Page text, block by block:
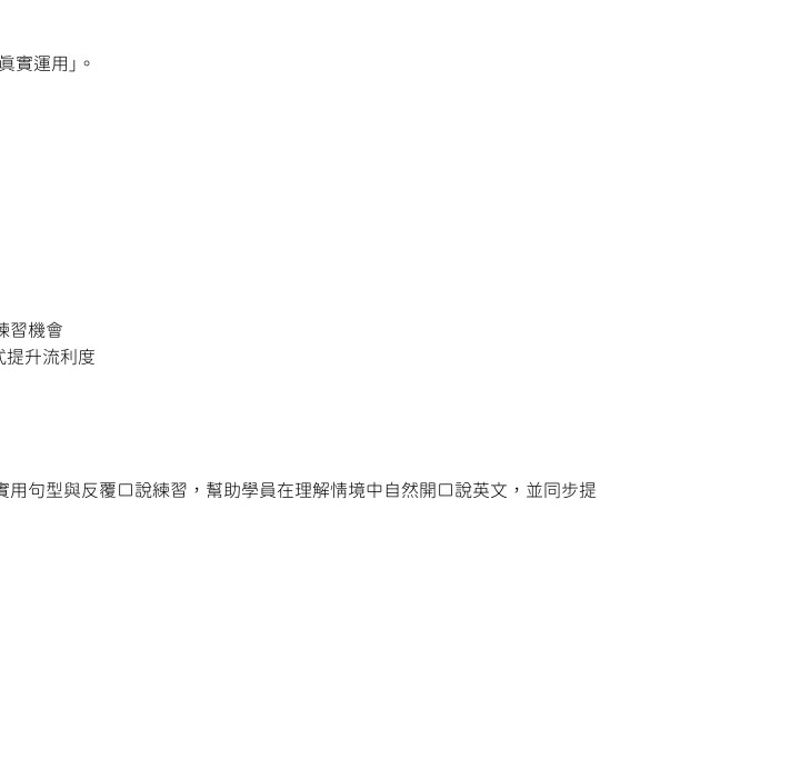
實運用」。
習機會
提升流利度
句型與反覆口說練習，幫助學員在理解情境中自然開口說英文，並同步提